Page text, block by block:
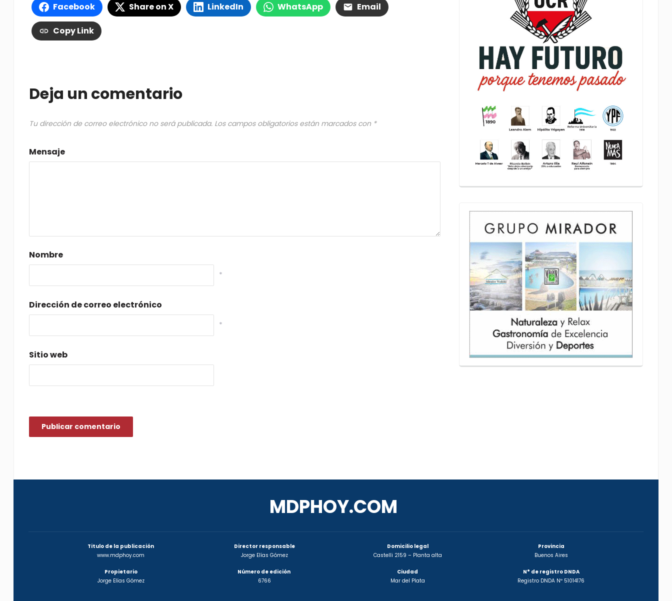
Facebook Share on X LinkedIn WhatsApp Email
Copy Link
Deja un comentario
Tu dirección de correo electrónico no será publicada. Los campos obligatorios están marcados con *
Mensaje
Nombre
*
Dirección de correo electrónico
*
Sitio web
MDPHOY.COM
Titulo de la publicación
www.mdphoy.com
Propietario
Jorge Elías Gómez
Director responsable
Jorge Elías Gómez
Número de edición
6766
Domicilio legal
Castelli 2159 – Planta alta
Ciudad
Mar del Plata
Provincia
Buenos Aires
N° de registro DNDA
Registro DNDA Nº 51014176